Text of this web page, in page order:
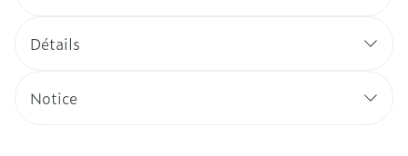
Détails
Notice